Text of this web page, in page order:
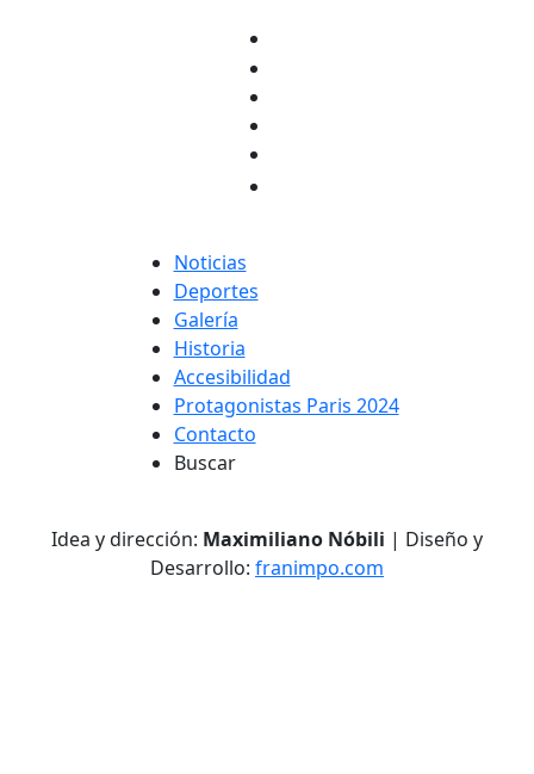
Noticias
Deportes
Galería
Historia
Accesibilidad
Protagonistas Paris 2024
Contacto
Buscar
Idea y dirección: Maximiliano Nóbili | Diseño y
Desarrollo: franimpo.com